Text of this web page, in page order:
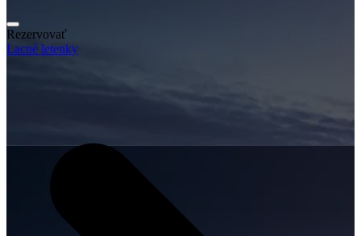
Rezervovať
Lacné letenky